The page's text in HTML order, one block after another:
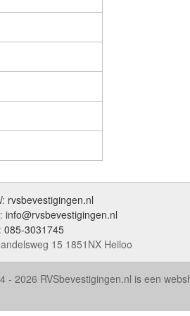
rvsbevestigingen.nl
info@rvsbevestigingen.nl
085-3031745
15 1851NX Heiloo
- 2026 RVSbevestigingen.nl is een